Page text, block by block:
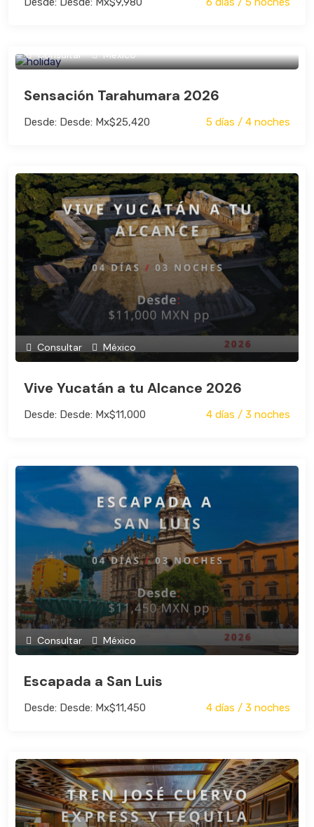
Consultar México
Sensación Tarahumara 2026
Desde: Desde: Mx$25,420 5 días / 4 noches
Consultar México
Vive Yucatán a tu Alcance 2026
Desde: Desde: Mx$11,000 4 días / 3 noches
Consultar México
Escapada a San Luis
Desde: Desde: Mx$11,450 4 días / 3 noches